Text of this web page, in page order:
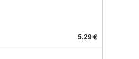
5,29 €